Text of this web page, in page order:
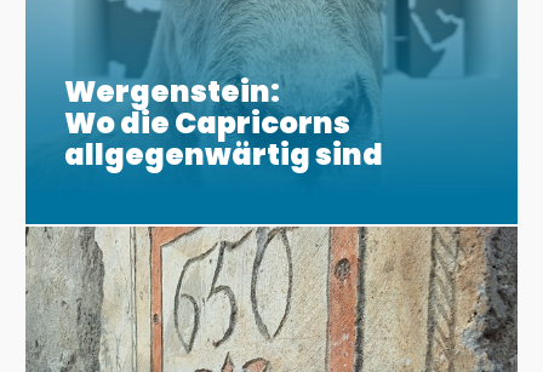
Wergenstein:
Wo die Capricorns
allgegenwärtig sind